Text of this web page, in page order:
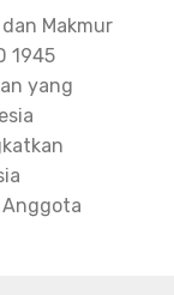
Makmur
1945
yang